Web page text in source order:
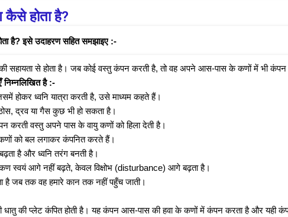
होता है?
है? इसे उदाहरण सहित समझाइए :-
सहायता से होता है। जब कोई वस्तु कंपन करती है, तो वह अपने आस-पास के कणों में भी
निम्नलिखित है :-
होकर ध्वनि यात्रा करती है, उसे माध्यम कहते हैं।
द्रव या गैस कुछ भी हो सकता है।
करती वस्तु अपने पास के वायु कणों को हिला देती है।
को बल लगाकर कंपनित करते हैं।
है और ध्वनि तरंग बनती है।
स्वयं आगे नहीं बढ़ते, केवल विक्षोभ (disturbance) आगे बढ़ता है।
है जब तक वह हमारे कान तक नहीं पहुँच जाती।
धातु की प्लेट कंपित होती है। यह कंपन आस-पास की हवा के कणों में कंपन करता है और यही